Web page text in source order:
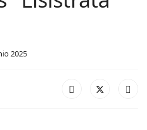
2025